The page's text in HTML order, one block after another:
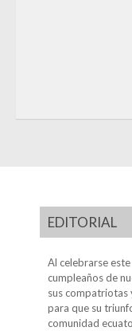
EDITORIAL
Al celebrarse
cumpleaños de
sus compatriotas
para que su
comunidad